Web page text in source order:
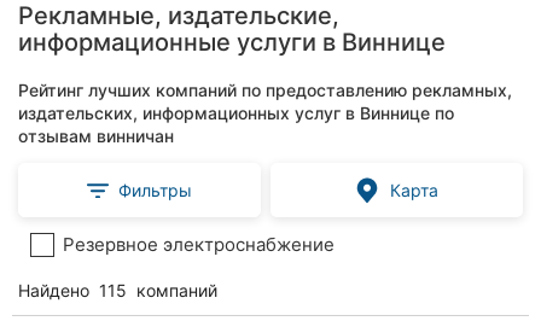
Рекламные, издательские,
информационные услуги в Виннице
Рейтинг лучших компаний по предоставлению рекламных,
издательских, информационных услуг в Виннице по
отзывам винничан
Фильтры Карта
Резервное электроснабжение
Найдено 115 компаний